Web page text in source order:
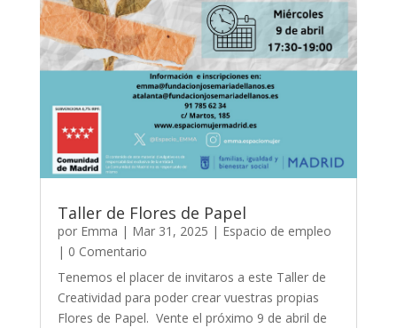
Taller de Flores de Papel
por Emma | Mar 31, 2025 | Espacio de empleo
| 0 Comentario
Tenemos el placer de invitaros a este Taller de
Creatividad para poder crear vuestras propias
Flores de Papel. Vente el próximo 9 de abril de